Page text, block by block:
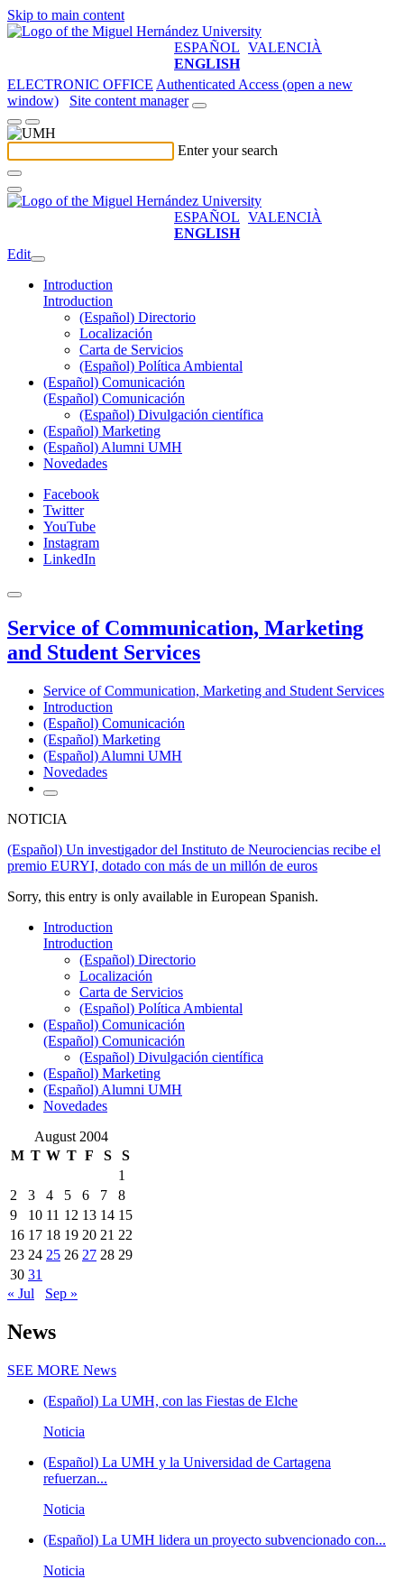
Skip to main content
ESPAÑOL VALENCIÀ
ENGLISH
ELECTRONIC OFFICE Authenticated Access (open a new
window)
Site content manager
Enter your search
ESPAÑOL VALENCIÀ
ENGLISH
Edit
Introduction
Introduction
(Español) Directorio
Localización
Carta de Servicios
(Español) Política Ambiental
(Español) Comunicación
(Español) Comunicación
(Español) Divulgación científica
(Español) Marketing
(Español) Alumni UMH
Novedades
Facebook
Twitter
YouTube
Instagram
LinkedIn
Service of Communication, Marketing
and Student Services
Service of Communication, Marketing and Student Services
Introduction
(Español) Comunicación
(Español) Marketing
(Español) Alumni UMH
Novedades
NOTICIA
(Español) Un investigador del Instituto de Neurociencias recibe el
premio EURYI, dotado con más de un millón de euros
Sorry, this entry is only available in European Spanish.
Introduction
Introduction
(Español) Directorio
Localización
Carta de Servicios
(Español) Política Ambiental
(Español) Comunicación
(Español) Comunicación
(Español) Divulgación científica
(Español) Marketing
(Español) Alumni UMH
Novedades
August 2004
M T W T F S
S
1
2
3 4 5 6 7
8
9
10 11 12 13 14 15
16 17 18 19 20 21 22
23 24 25 26 27 28 29
30 31
« Jul
Sep »
News
SEE MORE News
(Español) La UMH, con las Fiestas de Elche
Noticia
(Español) La UMH y la Universidad de Cartagena
refuerzan...
Noticia
(Español) La UMH lidera un proyecto subvencionado con...
Noticia